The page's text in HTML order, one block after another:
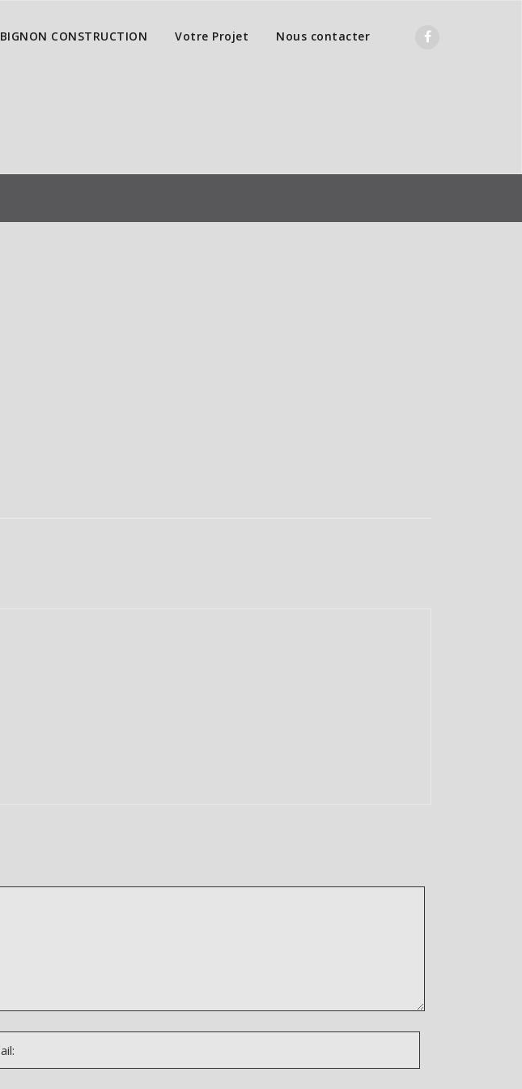
BIGNON CONSTRUCTION Votre Projet Nous contacter